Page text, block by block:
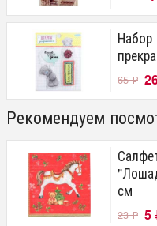
65₽
Рекомендуем
см
23₽ 5